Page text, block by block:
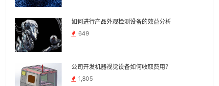
如何进行产品外观检测设备的效益分析
649
公司开发机器视觉设备如何收取费用？
1,805